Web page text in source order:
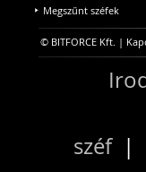
Megszűnt széfek
© BITFORCE Kft. |
széf|